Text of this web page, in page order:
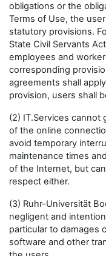
obligations or the
Terms of Use, the
statutory provisions.
State Civil Servants
employees and
corresponding
agreements shall
provision, users shall
(2) IT.Services cannot
of the online
avoid temporary
maintenance times
of the Internet, but
respect either.
(3) Ruhr-Universität
negligent and
particular to damages
software and other